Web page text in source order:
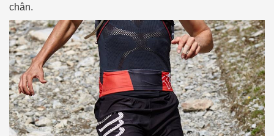
chân.